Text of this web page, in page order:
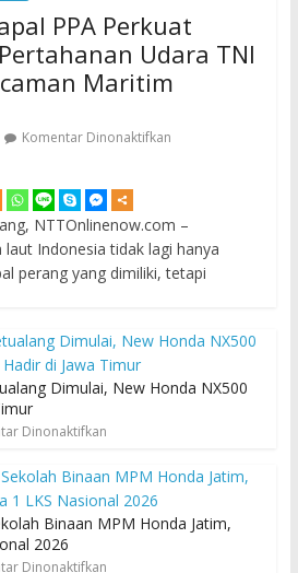
PPA Perkuat
Udara TNI
Maritim
Komentar Dinonaktifkan
NTTOnlinenow.com –
Indonesia tidak lagi hanya
perang yang dimiliki, tetapi
Dimulai, New Honda NX500
Dinonaktifkan
Binaan MPM Honda Jatim,
2026
Dinonaktifkan